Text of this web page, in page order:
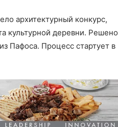
архитектурный конкурс,
культурной деревни. Решено
Пафоса. Процесс стартует в